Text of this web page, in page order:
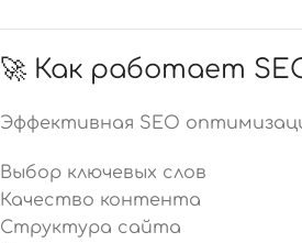
🚀 Как работает
Эффективная SEO
Выбор ключевых слов
Качество контента
Структура сайта